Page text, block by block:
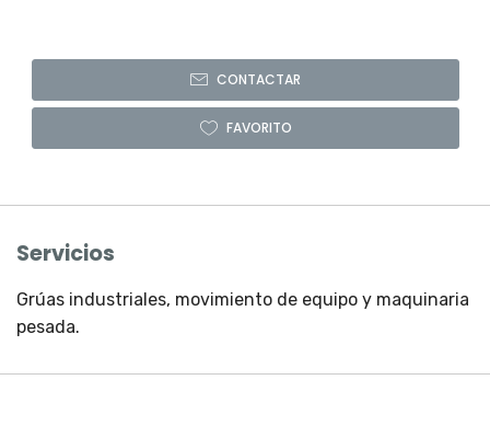
CONTACTAR
FAVORITO
Servicios
Grúas industriales, movimiento de equipo y maquinaria
pesada.